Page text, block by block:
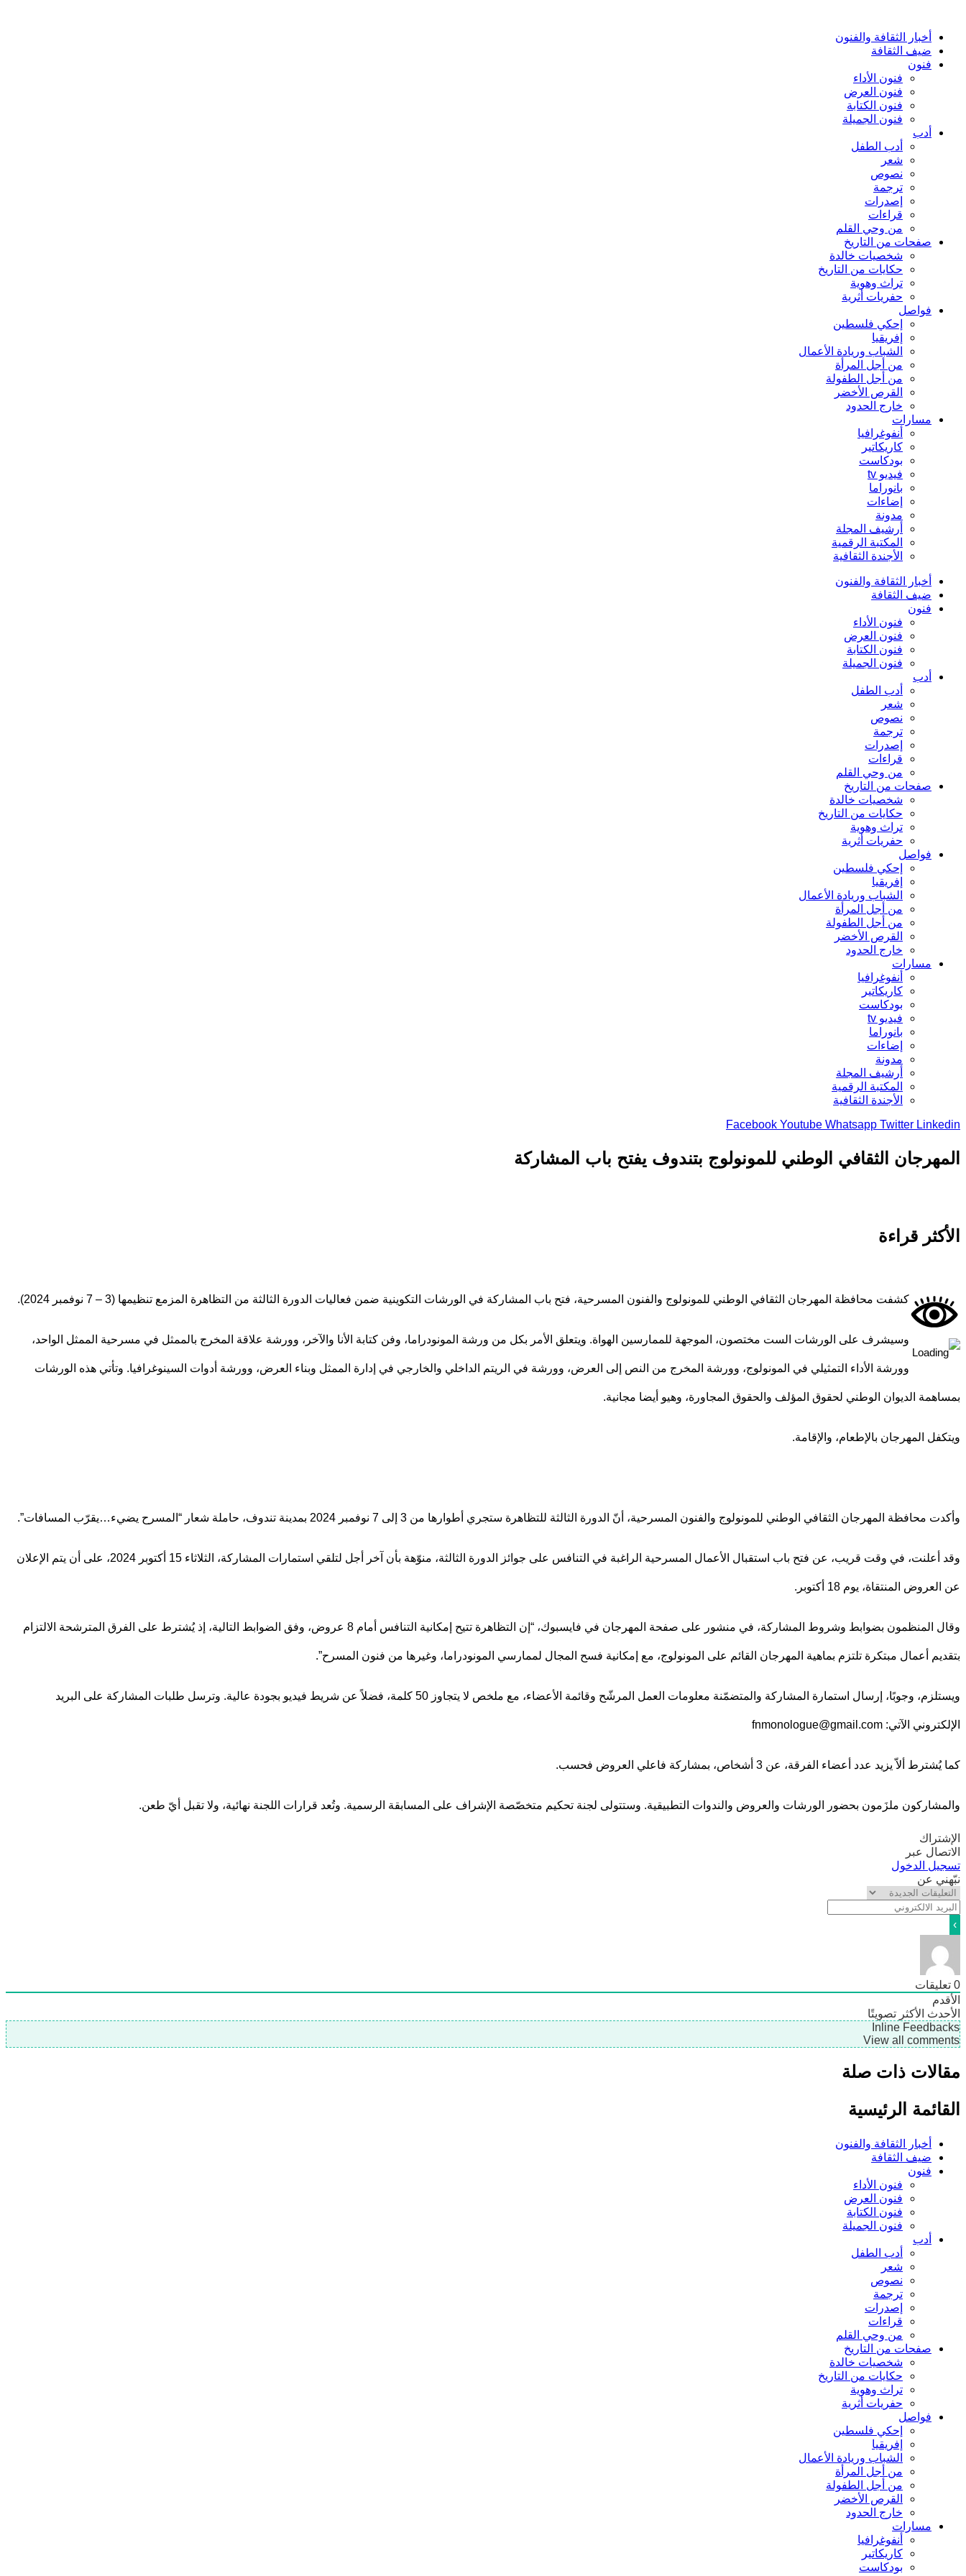
أخبار الثقافة والفنون
ضيف الثقافة
فنون
فنون الأداء
فنون العرض
فنون الكتابة
فنون الجميلة
أدب
أدب الطفل
شعر
نصوص
ترجمة
إصدرات
قراءات
من وحي القلم
صفحات من التاريخ
شخصيات خالدة
حكايات من التاريخ
تراث وهوية
حفريات أثرية
فواصل
إحكي فلسطين
إفريقيا
الشباب وريادة الأعمال
من أجل المرأة
من أجل الطفولة
القرص الأخضر
خارج الحدود
مسارات
أنفوغرافيا
كاريكاتير
بودكاست
فيديو tv
بانوراما
إضاءات
مدونة
أرشيف المجلة
المكتبة الرقمية
الأجندة الثقافية
أخبار الثقافة والفنون
ضيف الثقافة
فنون
فنون الأداء
فنون العرض
فنون الكتابة
فنون الجميلة
أدب
أدب الطفل
شعر
نصوص
ترجمة
إصدرات
قراءات
من وحي القلم
صفحات من التاريخ
شخصيات خالدة
حكايات من التاريخ
تراث وهوية
حفريات أثرية
فواصل
إحكي فلسطين
إفريقيا
الشباب وريادة الأعمال
من أجل المرأة
من أجل الطفولة
القرص الأخضر
خارج الحدود
مسارات
أنفوغرافيا
كاريكاتير
بودكاست
فيديو tv
بانوراما
إضاءات
مدونة
أرشيف المجلة
المكتبة الرقمية
الأجندة الثقافية
Facebook Youtube Whatsapp Twitter Linkedin
المهرجان الثقافي الوطني للمونولوج بتندوف يفتح باب المشاركة
الأكثر قراءة
كشفت محافظة المهرجان الثقافي الوطني للمونولوج والفنون المسرحية، فتح باب المشاركة في الورشات التكوينية ضمن فعاليات الدورة الثالثة من التظاهرة المزمع تنظيمها (3 – 7 نوفمبر 2024).
وسيشرف على الورشات الست مختصون، الموجهة للممارسين الهواة. ويتعلق الأمر بكل من ورشة المونودراما، وفن كتابة الأنا والآخر، وورشة علاقة المخرج بالممثل في مسرحية الممثل الواحد،
وورشة الأداء التمثيلي في المونولوج، وورشة المخرج من النص إلى العرض، وورشة في الريتم الداخلي والخارجي في إدارة الممثل وبناء العرض، وورشة أدوات السينوغرافيا. وتأتي هذه الورشات
بمساهمة الديوان الوطني لحقوق المؤلف والحقوق المجاورة، وهيو أيضا مجانية.
ويتكفل المهرجان بالإطعام، والإقامة.
وأكدت محافظة المهرجان الثقافي الوطني للمونولوج والفنون المسرحية، أنّ الدورة الثالثة للتظاهرة ستجري أطوارها من 3 إلى 7 نوفمبر 2024 بمدينة تندوف، حاملة شعار “المسرح يضيء…يقرّب المسافات”.
وقد أعلنت، في وقت قريب، عن فتح باب استقبال الأعمال المسرحية الراغبة في التنافس على جوائز الدورة الثالثة، منوّهة بأن آخر أجل لتلقي استمارات المشاركة، الثلاثاء 15 أكتوبر 2024، على أن يتم الإعلان
عن العروض المنتقاة، يوم 18 أكتوبر.
وقال المنظمون بضوابط وشروط المشاركة، في منشور على صفحة المهرجان في فايسبوك، “إن التظاهرة تتيح إمكانية التنافس أمام 8 عروض، وفق الضوابط التالية، إذ يُشترط على الفرق المترشحة الالتزام
بتقديم أعمال مبتكرة تلتزم بماهية المهرجان القائم على المونولوج، مع إمكانية فسح المجال لممارسي المونودراما، وغيرها من فنون المسرح”.
ويستلزم، وجوبًا، إرسال استمارة المشاركة والمتضمّنة معلومات العمل المرشّح وقائمة الأعضاء، مع ملخص لا يتجاوز 50 كلمة، فضلاً عن شريط فيديو بجودة عالية. وترسل طلبات المشاركة على البريد
الإلكتروني الآتي: fnmonologue@gmail.com
كما يُشترط ألاّ يزيد عدد أعضاء الفرقة، عن 3 أشخاص، بمشاركة فاعلي العروض فحسب.
والمشاركون ملزَمون بحضور الورشات والعروض والندوات التطبيقية. وستتولى لجنة تحكيم متخصّصة الإشراف على المسابقة الرسمية. وتُعد قرارات اللجنة نهائية، ولا تقبل أيّ طعن.
الإشتراك
الاتصال عبر
تسجيل الدخول
نبّهني عن
0 تعليقات
الأقدم
الأحدث الأكثر تصويتًا
Inline Feedbacks
View all comments
مقالات ذات صلة
القائمة الرئيسية
أخبار الثقافة والفنون
ضيف الثقافة
فنون
فنون الأداء
فنون العرض
فنون الكتابة
فنون الجميلة
أدب
أدب الطفل
شعر
نصوص
ترجمة
إصدرات
قراءات
من وحي القلم
صفحات من التاريخ
شخصيات خالدة
حكايات من التاريخ
تراث وهوية
حفريات أثرية
فواصل
إحكي فلسطين
إفريقيا
الشباب وريادة الأعمال
من أجل المرأة
من أجل الطفولة
القرص الأخضر
خارج الحدود
مسارات
أنفوغرافيا
كاريكاتير
بودكاست